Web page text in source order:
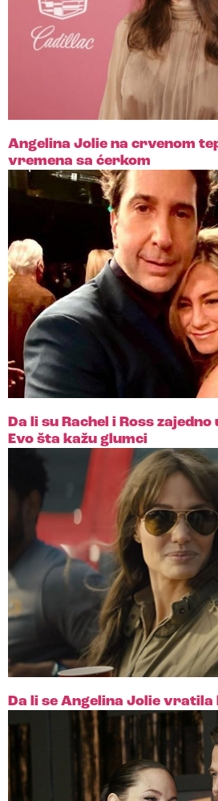
Angelina Jolie na crvenom
vremena sa ćerkom
Da li su Rachel i Ross
Evo šta kažu glumci
Da li se Angelina Jolie vratila